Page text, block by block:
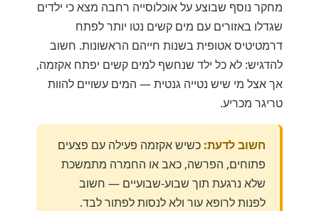
מחקר נוסף שבוצע על אוכלוסייה רחבה מצא כי ילדים
שגדלו באזורים עם מים קשים נטו יותר לפתח
דרמטיטיס אטופית בשנות חייהם הראשונות. חשוב
להדגיש: לא כל ילד שנחשף למים קשים יפתח אקזמה,
אך אצל מי שיש נטייה גנטית — המים עשויים להוות
טריגר מכריע.
חשוב לדעת: כשיש אקזמה פעילה עם פצעים
פתוחים, הפרשה, כאב או החמרה מתמשכת
שלא נרגעת תוך שבוע-שבועיים — חשוב
לפנות לרופא עור ולא לנסות לפתור לבד.